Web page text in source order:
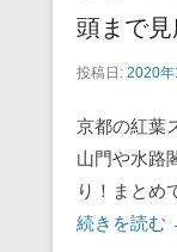
頭まで見
投稿日: 2020年
京都の紅葉
山門や水路
り！まとめ
続きを読む